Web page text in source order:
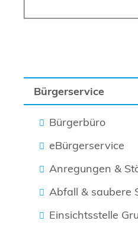
Bürgerservice
Bürgerbüro
eBürgerservice
Anregungen &
Abfall & saubere
Einsichtsstelle